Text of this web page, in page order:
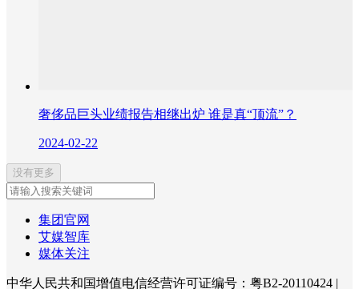
奢侈品巨头业绩报告相继出炉 谁是真“顶流”？
2024-02-22
没有更多
集团官网
艾媒智库
媒体关注
中华人民共和国增值电信经营许可证编号：粤B2-20110424 |